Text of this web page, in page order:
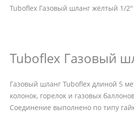
Tuboflex Газовый шланг жёлтый 1/2"
Tuboflex Газовый
Газовый шланг Tuboflex длиной 5
колонок, горелок и газовых
Соединение выполнено по типу